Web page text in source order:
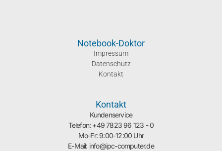
Impressum
Datenschutz
Kontakt
Kundenservice
Telefon: +49 7823 96 123 - 0
Mo-Fr: 9:00-12:00 Uhr
E-Mail: info@ipc-computer.de